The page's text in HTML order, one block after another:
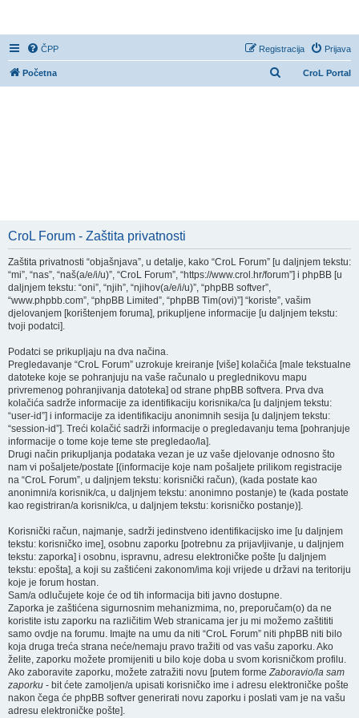
ČPP Prijava
Registracija
CroL Portal
Početna
CroL Forum - Zaštita privatnosti
Zaštita privatnosti “objašnjava”, u detalje, kako “CroL Forum” [u daljnjem tekstu:
“mi”, “nas”, “naš(a/e/i/u)”, “CroL Forum”, “https://www.crol.hr/forum”] i phpBB [u
daljnjem tekstu: “oni”, “njih”, “njihov(a/e/i/u)”, “phpBB softver”,
“www.phpbb.com”, “phpBB Limited”, “phpBB Tim(ovi)”] “koriste”, vašim
djelovanjem [korištenjem foruma], prikupljene informacije [u daljnjem tekstu:
tvoji podatci].
Podatci se prikupljaju na dva načina.
Pregledavanje “CroL Forum” uzrokuje kreiranje [više] kolačića [male tekstualne
datoteke koje se pohranjuju na vaše računalo u preglednikovu mapu
privremenog pohranjivanja datoteka] od strane phpBB softvera. Prva dva
kolačića sadrže informacije za identifikaciju korisnika/ca [u daljnjem tekstu:
“user-id”] i informacije za identifikaciju anonimnih sesija [u daljnjem tekstu:
“session-id”]. Treći kolačić sadrži informacije o pregledavanju tema [pohranjuje
informacije o tome koje teme ste pregledao/la].
Drugi način prikupljanja podataka vezan je uz vaše djelovanje odnosno što
nam vi pošaljete/postate [(informacije koje nam pošaljete prilikom registracije
na “CroL Forum”, u daljnjem tekstu: korisnički račun), (kada postate kao
anonimni/a korisnik/ca, u daljnjem tekstu: anonimno postanje) te (kada postate
kao registriran/a korisnik/ca, u daljnjem tekstu: korisničko postanje)].
Korisnički račun, najmanje, sadrži jedinstveno identifikacijsko ime [u daljnjem
tekstu: korisničko ime], osobnu zaporku [potrebnu za prijavljivanje, u daljnjem
tekstu: zaporka] i osobnu, ispravnu, adresu elektroničke pošte [u daljnjem
tekstu: epošta], a koji su zaštićeni zakonom/ima koji vrijede u državi na teritoriju
koje je forum hostan.
Sam/a odlučujete koje će od tih informacija biti javno dostupne.
Zaporka je zaštićena sigurnosnim mehanizmima, no, preporučam(o) da ne
koristite istu zaporku na različitim Web stranicama jer ju mi možemo zaštititi
samo ovdje na forumu. Imajte na umu da niti “CroL Forum” niti phpBB niti bilo
koja druga treća strana neće/nemaju pravo tražiti od vas vašu zaporku. Ako
želite, zaporku možete promijeniti u bilo koje doba u svom korisničkom profilu.
Ako zaboravite zaporku, možete zatražiti novu [putem formeZaboravio/la sam
zaporku - bit ćete zamoljen/a upisati korisničko ime i adresu elektroničke pošte
nakon čega će phpBB softver generirati novu zaporku i poslati vam je na vašu
adresu elektroničke pošte].